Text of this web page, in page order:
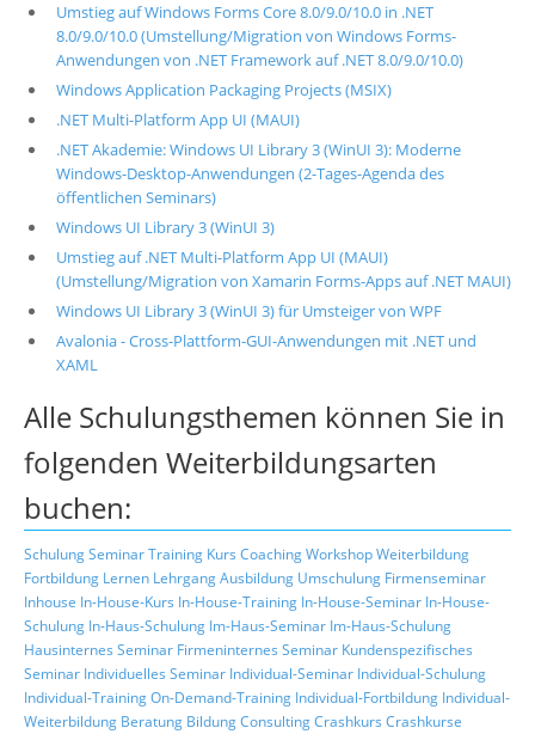
Umstieg auf Windows Forms Core 8.0/9.0/10.0 in .NET
8.0/9.0/10.0 (Umstellung/Migration von Windows Forms-
Anwendungen von .NET Framework auf .NET 8.0/9.0/10.0)
Windows Application Packaging Projects (MSIX)
.NET Multi-Platform App UI (MAUI)
.NET Akademie: Windows UI Library 3 (WinUI 3): Moderne
Windows-Desktop-Anwendungen (2-Tages-Agenda des
öffentlichen Seminars)
Windows UI Library 3 (WinUI 3)
Umstieg auf .NET Multi-Platform App UI (MAUI)
(Umstellung/Migration von Xamarin Forms-Apps auf .NET MAUI)
Windows UI Library 3 (WinUI 3) für Umsteiger von WPF
Avalonia - Cross-Plattform-GUI-Anwendungen mit .NET und
XAML
Alle Schulungsthemen können Sie in
folgenden Weiterbildungsarten
buchen:
SchulungSeminarTraining Kurs CoachingWorkshopWeiterbildung
Fortbildung Lernen LehrgangAusbildung Umschulung Firmenseminar
Inhouse In-House-Kurs In-House-Training In-House-Seminar In-House-
Schulung In-Haus-Schulung Im-Haus-Seminar Im-Haus-Schulung
Hausinternes Seminar Firmeninternes Seminar Kundenspezifisches
Seminar Individuelles Seminar Individual-Seminar Individual-Schulung
Individual-TrainingOn-Demand-Training Individual-Fortbildung Individual-
Weiterbildung Beratung BildungConsultingCrashkurs Crashkurse